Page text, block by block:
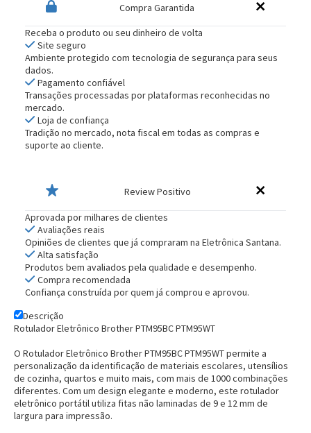
Compra Garantida
Receba o produto ou seu dinheiro de volta
Site seguro
Ambiente protegido com tecnologia de segurança para seus
dados.
Pagamento confiável
Transações processadas por plataformas reconhecidas no
mercado.
Loja de confiança
Tradição no mercado, nota fiscal em todas as compras e
suporte ao cliente.
Review Positivo
Aprovada por milhares de clientes
Avaliações reais
Opiniões de clientes que já compraram na Eletrônica Santana.
Alta satisfação
Produtos bem avaliados pela qualidade e desempenho.
Compra recomendada
Confiança construída por quem já comprou e aprovou.
Descrição
Rotulador Eletrônico Brother PTM95BC PTM95WT
O Rotulador Eletrônico Brother PTM95BC PTM95WT permite a
personalização da identificação de materiais escolares, utensílios
de cozinha, quartos e muito mais, com mais de 1000 combinações
diferentes. Com um design elegante e moderno, este rotulador
eletrônico portátil utiliza fitas não laminadas de 9 e 12 mm de
largura para impressão.